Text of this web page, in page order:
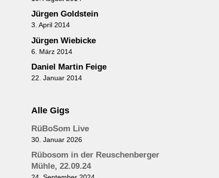
Jürgen Goldstein
3. April 2014
Jürgen Wiebicke
6. März 2014
Daniel Martin Feige
22. Januar 2014
Alle Gigs
RüBoSom Live
30. Januar 2026
Rübosom in der Reuschenberger
Mühle, 22.09.24